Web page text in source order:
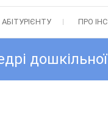
АБІТУРІЄНТУ ПРО